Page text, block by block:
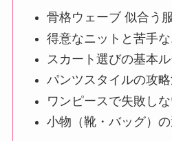
骨格ウェーブ 似合う
得意なニットと苦手な
スカート選びの基本
パンツスタイルの攻
ワンピースで失敗し
小物（靴・バッグ）